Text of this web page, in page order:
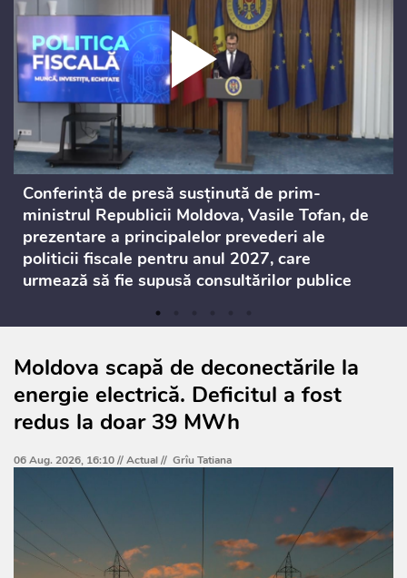
Conferință de presă susținută de prim-
ministrul Republicii Moldova, Vasile Tofan, de
prezentare a principalelor prevederi ale
politicii fiscale pentru anul 2027, care
urmează să fie supusă consultărilor publice
Moldova scapă de deconectările la
energie electrică. Deficitul a fost
redus la doar 39 MWh
06 Aug. 2026, 16:10 //Actual// Grîu Tatiana